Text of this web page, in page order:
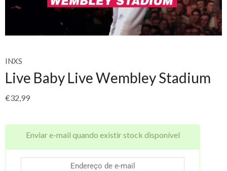
INXS
Live Baby Live Wembley Stadium
€32,99
Enviar e-mail quando existir stock disponível